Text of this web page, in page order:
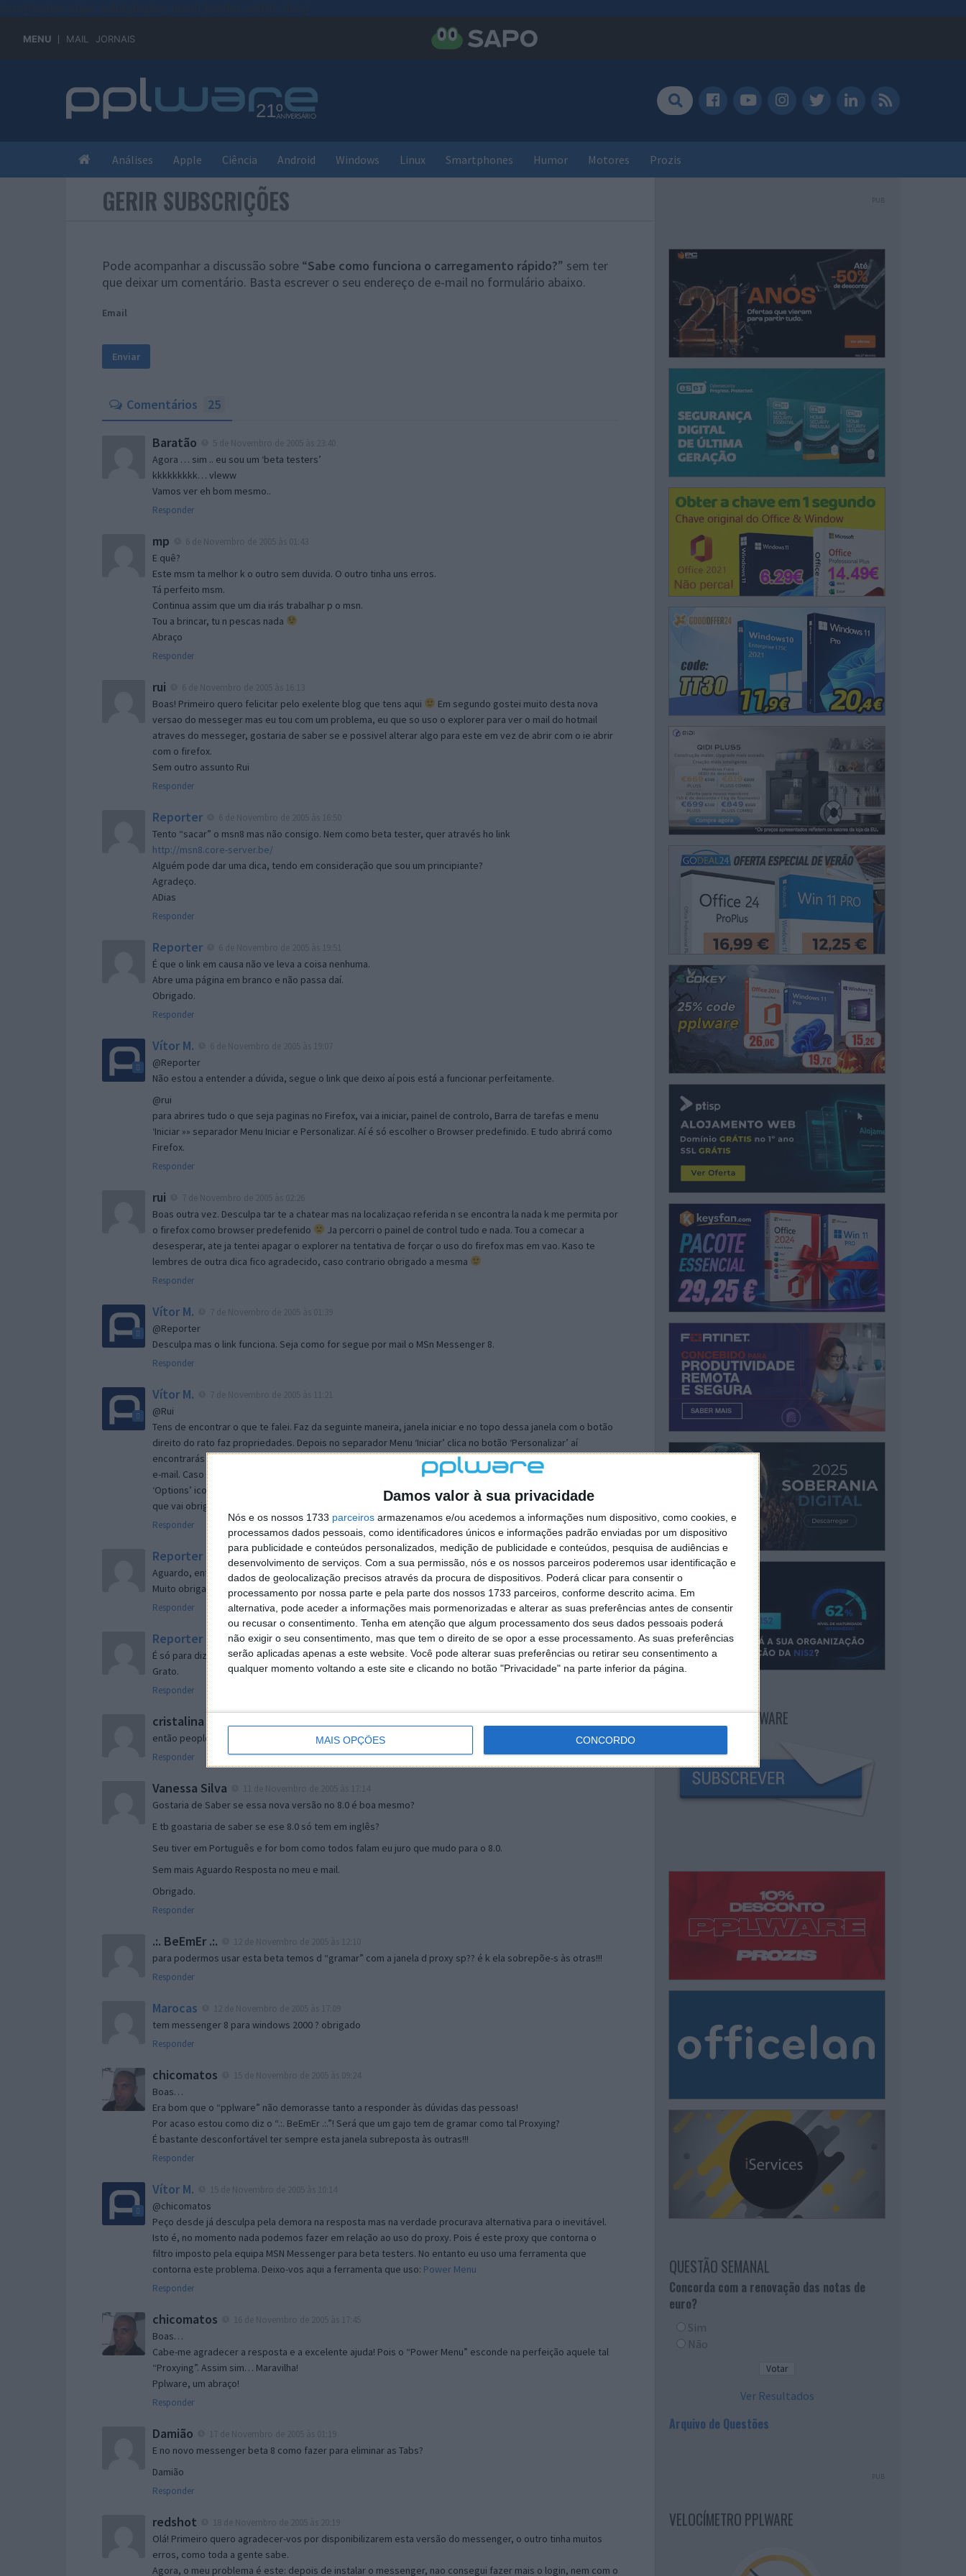
Damos valor à sua privacidade
Nós e os nossos 1733 parceiros armazenamos e/ou acedemos a informações num dispositivo, como cookies, e
processamos dados pessoais, como identificadores únicos e informações padrão enviadas por um dispositivo
para publicidade e conteúdos personalizados, medição de publicidade e conteúdos, pesquisa de audiências e
desenvolvimento de serviços. Com a sua permissão, nós e os nossos parceiros poderemos usar identificação e
dados de geolocalização precisos através da procura de dispositivos. Poderá clicar para consentir o
processamento por nossa parte e pela parte dos nossos 1733 parceiros, conforme descrito acima. Em
alternativa, pode aceder a informações mais pormenorizadas e alterar as suas preferências antes de consentir
ou recusar o consentimento. Tenha em atenção que algum processamento dos seus dados pessoais poderá
não exigir o seu consentimento, mas que tem o direito de se opor a esse processamento. As suas preferências
serão aplicadas apenas a este website. Você pode alterar suas preferências ou retirar seu consentimento a
qualquer momento voltando a este site e clicando no botão "Privacidade" na parte inferior da página.
MAIS OPÇÕES CONCORDO
MENU MAIL JORNAIS
Análises Apple Ciência Android Windows Linux Smartphones Humor Motores Prozis
GERIR SUBSCRIÇÕES
Pode acompanhar a discussão sobre “Sabe como funciona o carregamento rápido?” sem ter
que deixar um comentário. Basta escrever o seu endereço de e-mail no formulário abaixo.
Email
Comentários 25
Baratão
Agora … sim .. eu sou um ‘beta testers’
kkkkkkkkk… vleww
Vamos ver eh bom mesmo..
Responder
mp
E quê?
Este msm ta melhor k o outro sem duvida. O outro tinha uns erros.
Tá perfeito msm.
Continua assim que um dia irás trabalhar p o msn.
Tou a brincar, tu n pescas nada
Abraço
Responder
rui
Boas! Primeiro quero felicitar pelo exelente blog que tens aqui
Em segundo gostei muito desta nova
versao do messeger mas eu tou com um problema, eu que so uso o explorer para ver o mail do hotmail
atraves do messeger, gostaria de saber se e possivel alterar algo para este em vez de abrir com o ie abrir
com o firefox.
Sem outro assunto Rui
Responder
Reporter
Tento “sacar” o msn8 mas não consigo. Nem como beta tester, quer através ho link
http://msn8.core-server.be/
Alguém pode dar uma dica, tendo em consideração que sou um principiante?
Agradeço.
ADias
Responder
Reporter
É que o link em causa não ve leva a coisa nenhuma.
Abre uma página em branco e não passa daí.
Obrigado.
Responder
Vítor M.
@Reporter
Não estou a entender a dúvida, segue o link que deixo aí pois está a funcionar perfeitamente.
@rui
para abrires tudo o que seja paginas no Firefox, vai a iniciar, painel de controlo, Barra de tarefas e menu
‘Iniciar »» separador Menu Iniciar e Personalizar. Aí é só escolher o Browser predefinido. E tudo abrirá como
Firefox.
Responder
rui
Boas outra vez. Desculpa tar te a chatear mas na localizaçao referida n se encontra la nada k me permita por
o firefox como browser predefenido
Ja percorri o painel de control tudo e nada. Tou a comecar a
desesperar, ate ja tentei apagar o explorer na tentativa de forçar o uso do firefox mas em vao. Kaso te
lembres de outra dica fico agradecido, caso contrario obrigado a mesma
Responder
Vítor M.
@Reporter
Desculpa mas o link funciona. Seja como for segue por mail o MSn Messenger 8.
Responder
Vítor M.
@Rui
Tens de encontrar o que te falei. Faz da seguinte maneira, janela iniciar e no topo dessa janela com o botão
direito do rato faz propriedades. Depois no separador Menu ‘Iniciar’ clica no botão ‘Personalizar’ aí
encontrarás no separador geral a opção para escolheres o Browser com que queres navegar e o gestor de
e-mail. Caso não consigas chegar lá, vais ao teu Firefox e nas ferramentas ou tools escolhes ‘Opções’ ou
‘Options’ icon geral da então janela aberta e logo perto do fim encontras um local para colocares um visto
que vai obrigar o Firefox a verificar se este é o browser predefinido.
Responder
Reporter 7 de Novembro de 2005 às 12:57
Aguardo, então, o e-mail, Vitor.
Muito obrigado.
Responder
Reporter 7 de Novembro de 2005 às 19:51
É só para dizer que ainda não me chegou mail algum.
Grato.
Responder
cristalina
então people
Responder
Vanessa Silva
Gostaria de Saber se essa nova versão no 8.0 é boa mesmo?
E tb goastaria de saber se ese 8.0 só tem em inglês?
Seu tiver em Português e for bom como todos falam eu juro que mudo para o 8.0.
Sem mais Aguardo Resposta no meu e mail.
Obrigado.
Responder
.:. BeEmEr .:.
para podermos usar esta beta temos d “gramar” com a janela d proxy sp?? é k ela sobrepõe-s às otras!!!
Responder
Marocas
tem messenger 8 para windows 2000 ? obrigado
Responder
chicomatos
Boas…
Era bom que o “pplware” não demorasse tanto a responder às dúvidas das pessoas!
Por acaso estou como diz o “.:. BeEmEr .:.”! Será que um gajo tem de gramar como tal Proxying?
É bastante desconfortável ter sempre esta janela subreposta às outras!!!
Responder
Vítor M.
@chicomatos
Peço desde já desculpa pela demora na resposta mas na verdade procurava alternativa para o inevitável.
Isto é, no momento nada podemos fazer em relação ao uso do proxy. Pois é este proxy que contorna o
filtro imposto pela equipa MSN Messenger para beta testers. No entanto eu uso uma ferramenta que
contorna este problema. Deixo-vos aqui a ferramenta que uso: Power Menu
Responder
chicomatos
Boas…
Cabe-me agradecer a resposta e a excelente ajuda! Pois o “Power Menu” esconde na perfeição aquele tal
“Proxying”. Assim sim… Maravilha!
Pplware, um abraço!
Responder
Damião
E no novo messenger beta 8 como fazer para eliminar as Tabs?
Damião
Responder
redshot
Olá! Primeiro quero agradecer-vos por disponibilizarem esta versão do messenger, o outro tinha muitos
erros, como toda a gente sabe.
Agora, o meu problema é este: depois de instalar o messenger, nao consegui fazer mais o login, nem com o
PUB
NEWSLETTER PPLWARE
QUESTÃO SEMANAL
Concorda com a renovação das notas de
euro?
Sim
Não
Ver Resultados
Arquivo de Questões
PUB
VELOCÍMETRO PPLWARE